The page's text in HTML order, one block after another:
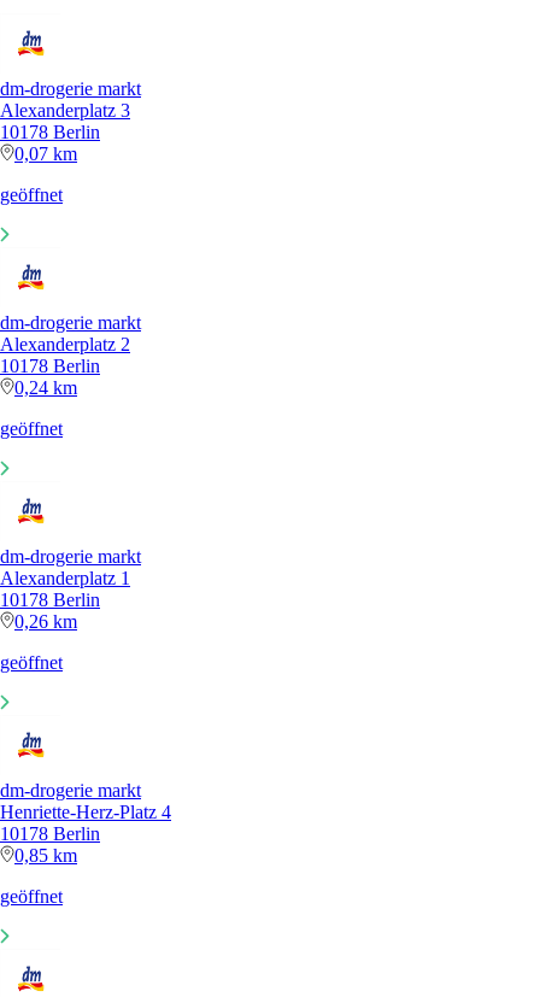
dm-drogerie markt
Alexanderplatz 3
10178 Berlin
0,07 km
geöffnet
dm-drogerie markt
Alexanderplatz 2
10178 Berlin
0,24 km
geöffnet
dm-drogerie markt
Alexanderplatz 1
10178 Berlin
0,26 km
geöffnet
dm-drogerie markt
Henriette-Herz-Platz 4
10178 Berlin
0,85 km
geöffnet